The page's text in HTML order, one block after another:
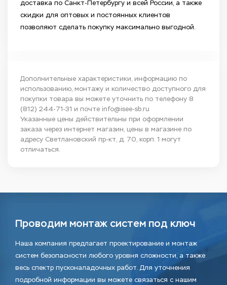
доставка по Санкт-Петербургу и всей России, а также
скидки для оптовых и постоянных клиентов
позволяют сделать покупку максимально выгодной.
Дополнительные характеристики, информацию по
использованию, монтажу и количество доступного для
покупки товара вы можете уточнить по телефону 8
(812) 244-71-31 и почте info@isee-sb.ru
Указанные цены действительны при оформлении
заказа через интернет магазин, цены в магазине по
адресу Светлановский пр-кт, д. 70, корп. 1 могут
отличаться.
Проводим монтаж систем под ключ
Наша компания предлагает проектирование и монтаж
систем безопасности любого уровня сложности, а также
весь спектр пусконаладочных работ. Для уточнения
подробной информации вы можете связаться с нашим